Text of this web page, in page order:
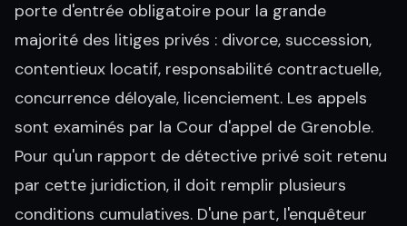
porte d'entrée obligatoire pour la grande
majorité des litiges privés : divorce, succession,
contentieux locatif, responsabilité contractuelle,
concurrence déloyale, licenciement. Les appels
sont examinés par la Cour d'appel de Grenoble.
Pour qu'un rapport de détective privé soit retenu
par cette juridiction, il doit remplir plusieurs
conditions cumulatives. D'une part, l'enquêteur